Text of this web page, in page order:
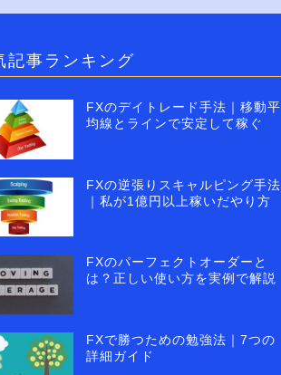
記事ランキング
FXのデイトレード手法｜移動平
均線とラインで安定して稼ぐ
FXの逆張りスキャルピング手法
｜私が1億円以上稼いだやり方
FXのパーフェクトオーダーと
は？正しい使い方を実例で解説
FXで勝つための勉強法｜7つの
詳細ガイド